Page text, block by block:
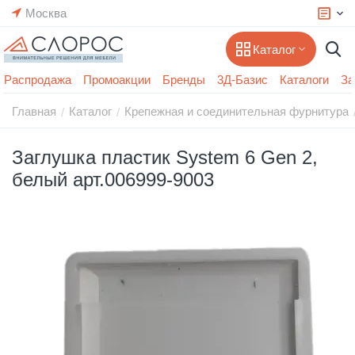
Москва
Каталог
Распродажа Промоакции Бренды 3Д-Базис Каталоги
Главная / Каталог / Крепежная и соединительная фурнитура
Заглушка пластик System 6 Gen 2,
белый арт.006999-9003